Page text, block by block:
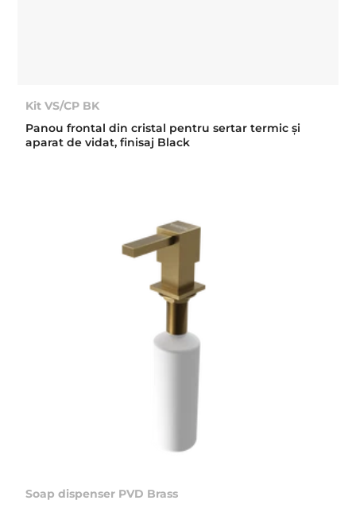
Kit VS/CP BK
Panou frontal din cristal pentru sertar termic şi
aparat de vidat, finisaj Black
Soap dispenser PVD Brass